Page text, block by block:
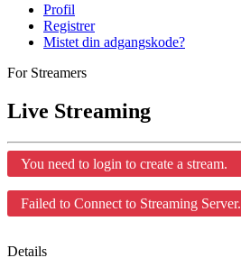
Profil
Registrer
Mistet din adgangskode?
For Streamers
Live Streaming
You need to login to create a stream.
Failed to Connect to Streaming Server.
Details